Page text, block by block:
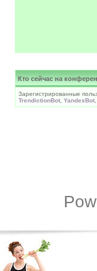
Кто сейчас на
Зарегистрированные
TrendictionBot YandexBot